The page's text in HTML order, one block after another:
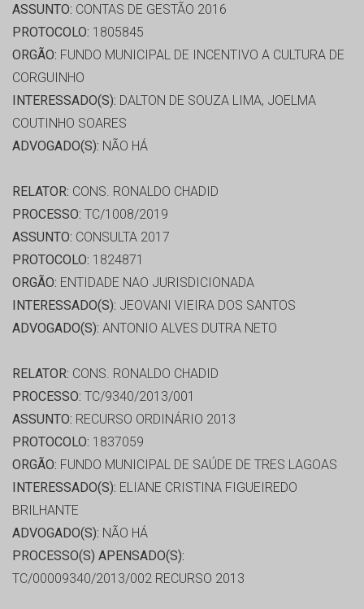
ASSUNTO: CONTAS DE GESTÃO 2016
PROTOCOLO: 1805845
ORGÃO: FUNDO MUNICIPAL DE INCENTIVO A CULTURA DE
CORGUINHO
INTERESSADO(S): DALTON DE SOUZA LIMA, JOELMA
COUTINHO SOARES
ADVOGADO(S): NÃO HÁ
RELATOR: CONS. RONALDO CHADID
PROCESSO: TC/1008/2019
ASSUNTO: CONSULTA 2017
PROTOCOLO: 1824871
ORGÃO: ENTIDADE NAO JURISDICIONADA
INTERESSADO(S): JEOVANI VIEIRA DOS SANTOS
ADVOGADO(S): ANTONIO ALVES DUTRA NETO
RELATOR: CONS. RONALDO CHADID
PROCESSO: TC/9340/2013/001
ASSUNTO: RECURSO ORDINÁRIO 2013
PROTOCOLO: 1837059
ORGÃO: FUNDO MUNICIPAL DE SAÚDE DE TRES LAGOAS
INTERESSADO(S): ELIANE CRISTINA FIGUEIREDO
BRILHANTE
ADVOGADO(S): NÃO HÁ
PROCESSO(S) APENSADO(S):
TC/00009340/2013/002 RECURSO 2013